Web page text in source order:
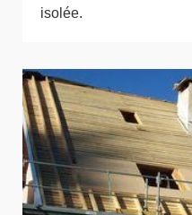
isolée.